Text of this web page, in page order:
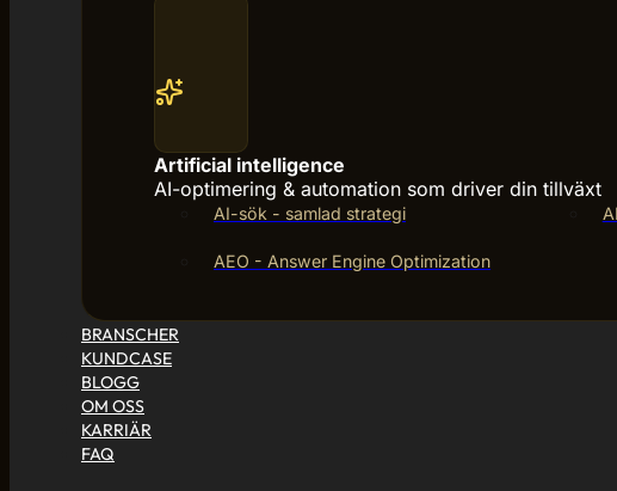
Artificial intelligence
AI-optimering & automation som driver din tillväxt
AI-sök - samlad strategi
AEO - Answer Engine Optimization
BRANSCHER
KUNDCASE
BLOGG
OM OSS
KARRIÄR
FAQ